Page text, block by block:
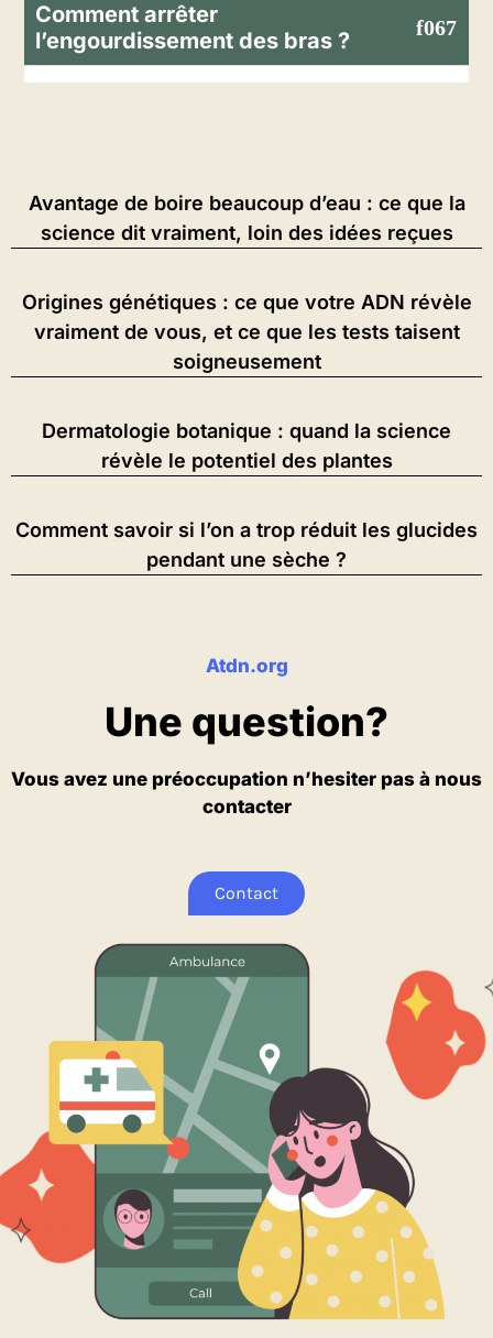
Comment arrêter
l’engourdissement des bras ?
Avantage de boire beaucoup d’eau : ce que la
science dit vraiment, loin des idées reçues
Origines génétiques : ce que votre ADN révèle
vraiment de vous, et ce que les tests taisent
soigneusement
Dermatologie botanique : quand la science
révèle le potentiel des plantes
Comment savoir si l’on a trop réduit les glucides
pendant une sèche ?
Atdn.org
Une question?
Vous avez une préoccupation n’hesiter pas à nous
contacter
Contact